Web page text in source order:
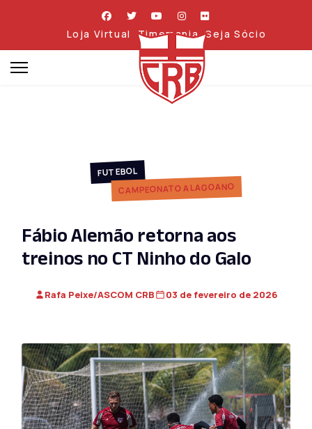
Loja Virtual Timemania Seja Sócio
FUTEBOL
CAMPEONATO ALAGOANO
Fábio Alemão retorna aos
treinos no CT Ninho do Galo
Rafa Peixe/ASCOM CRB 03 de fevereiro de 2026